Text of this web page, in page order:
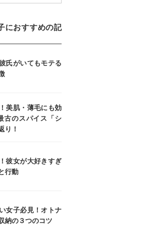
におすすめの記
氏がいてもモテる
美肌・薄毛にも効
古のスパイス「シ
り！
彼女が大好きすぎ
行動
女子必見！オトナ
納の３つのコツ